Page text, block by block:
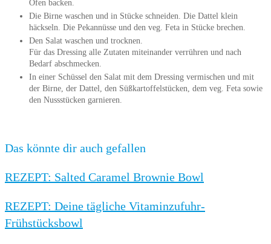
Ofen backen.
Die Birne waschen und in Stücke schneiden. Die Dattel klein
häckseln. Die Pekannüsse und den veg. Feta in Stücke brechen.
Den Salat waschen und trocknen.
Für das Dressing alle Zutaten miteinander verrühren und nach
Bedarf abschmecken.
In einer Schüssel den Salat mit dem Dressing vermischen und mit
der Birne, der Dattel, den Süßkartoffelstücken, dem veg. Feta sowie
den Nussstücken garnieren.
Das könnte dir auch gefallen
REZEPT: Salted Caramel Brownie Bowl
REZEPT: Deine tägliche Vitaminzufuhr-
Frühstücksbowl